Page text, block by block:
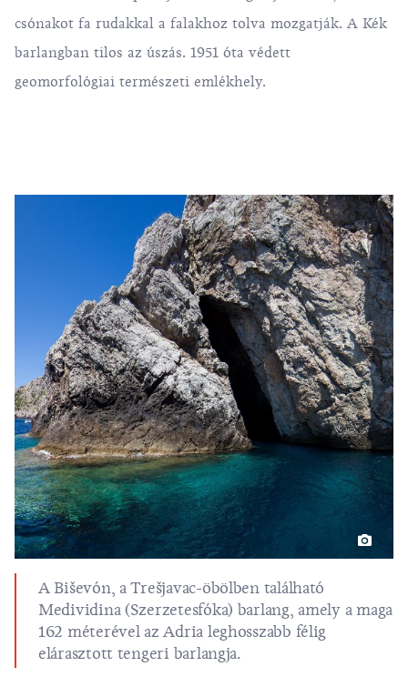
csónakot fa rudakkal a falakhoz tolva mozgatják. A Kék
barlangban tilos az úszás. 1951 óta védett
geomorfológiai természeti emlékhely.
A Biševón, a Trešjavac-öbölben található
Medividina (Szerzetesfóka) barlang, amely a maga
162 méterével az Adria leghosszabb félig
elárasztott tengeri barlangja.